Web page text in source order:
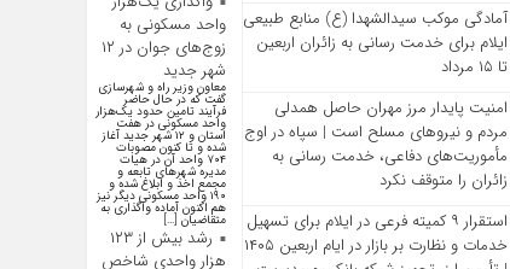
آمادگی موکب سیدالشهدا (ع) منابع طبیعی
ایلام برای خدمت‌ رسانی به زائران اربعین
تا ۱۵ مرداد
امنیت پایدار مرز مهران حاصل همدلی
مردم و نیروهای مسلح است | سپاه در اوج
مأموریت‌های دفاعی، خدمت‌ رسانی به
زائران را متوقف نکرد
استقرار ۹ کمیته فرعی در ایلام برای تسهیل
خدمات و نظارت بر بازار در ایام اربعین ۱۴۰۵
واحد مسکونی به
زوج‌های جوان در ۱۲
شهر جدید
معاون وزیر راه و شهرسازی
گفت که در حال حاضر
فرآیند تامین حدود یک‌هزار
واحد مسکونی در هفت
استان و ۱۲ شهر جدید آغاز
شده و تا کنون مصوبات
۷۰۴ واحد آن در هیات
مدیره شهرهای تابعه و
مجمع اخذ و ابلاغ شده و
۱۹۰ واحد مسکونی دیگر نیز
هم اکنون آماده واگذاری به
متقاضیان […]
رشد بیش از ۱۲۳
هزار واحدی شاخص